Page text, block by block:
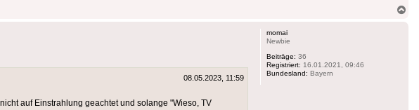
momai
Newbie
Beiträge: 36
Registriert: 16.01.2021, 09:46
Bundesland: Bayern
08.05.2023, 11:59
auf Einstrahlung geachtet und solange "Wieso, TV